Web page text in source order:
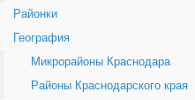
Районки
География
Микрорайоны Краснодара
Районы Краснодарского края